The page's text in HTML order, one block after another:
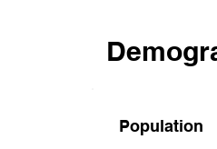
Population